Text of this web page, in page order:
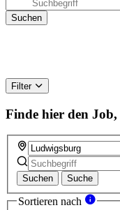
Filter
Finde hier den
Suchen Suche
Sortieren nach